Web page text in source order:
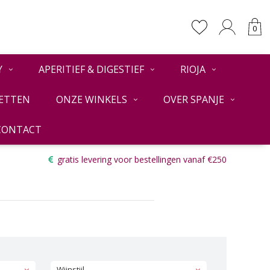
0
APERITIEF & DIGESTIEF RIOJA
ONZE WINKELS OVER SPANJE
gratis levering voor bestellingen vanaf €250